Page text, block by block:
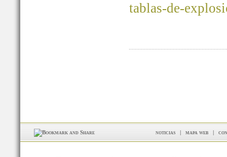
tablas-de-
noticias | mapa web |